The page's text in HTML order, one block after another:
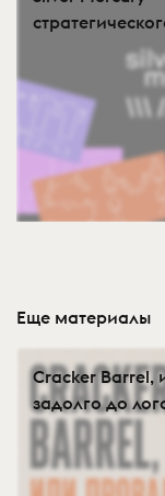
Еще материалы
Cracker Barrel,
задолго до